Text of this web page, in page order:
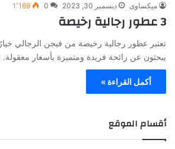
ميكساوى ديسمبر 30, 2023 0 1٬169
3 عطور رجالية رخيصة
تعتبر عطور رجالية رخيصة من فيجن الرجالي خيارًا
يبحثون عن رائحة فريدة ومتميزة بأسعار معقولة.
أكمل القراءة »
أقسام الموقع